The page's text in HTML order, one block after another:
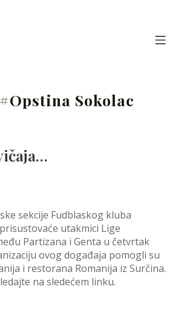
#Opstina Sokolac
2022
sekcije Fudblaskog kluba
prisustovaće utakmici Lige
Partizana i Genta u četvrtak
ovog događaja pomogli su
i restorana Romanija iz Surčina.
na sledećem linku.